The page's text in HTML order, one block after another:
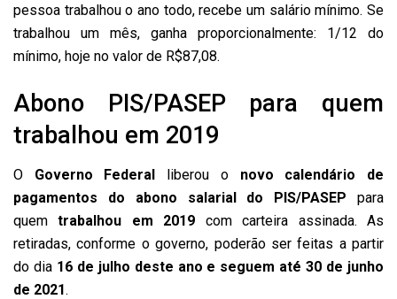
pessoa trabalhou o ano todo, recebe um salário mínimo. Se
trabalhou um mês, ganha proporcionalmente: 1/12 do
mínimo, hoje no valor de R$87,08.
Abono PIS/PASEP para quem
trabalhou em 2019
O Governo Federal liberou o novo calendário de
pagamentos do abono salarial do
PIS/PASEP para
quemtrabalhou em 2019 com carteira assinada. As
retiradas, conforme o governo, poderão ser feitas a partir
do dia 16 de julho deste ano e seguem até 30 de junho
de 2021.